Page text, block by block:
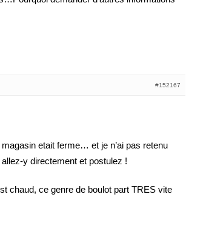
#152167
etait ferme… et je n’ai pas retenu
y directement et postulez !
chaud, ce genre de boulot part TRES vite